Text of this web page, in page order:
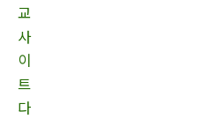
교
사
이
트
다